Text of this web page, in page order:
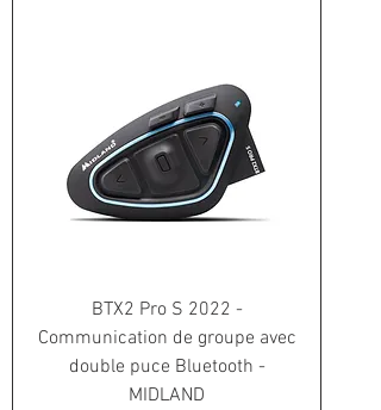
BTX2 Pro S 2022 -
Communication de groupe avec
double puce Bluetooth -
MIDLAND